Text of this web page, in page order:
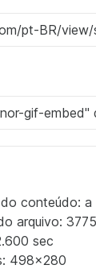
conteúdo:
arquivo:
sec
498x280